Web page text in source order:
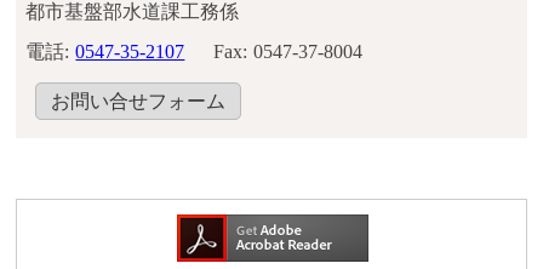
都市基盤部水道課工務係
電話: 0547-35-2107 Fax: 0547-37-8004
お問い合せフォーム